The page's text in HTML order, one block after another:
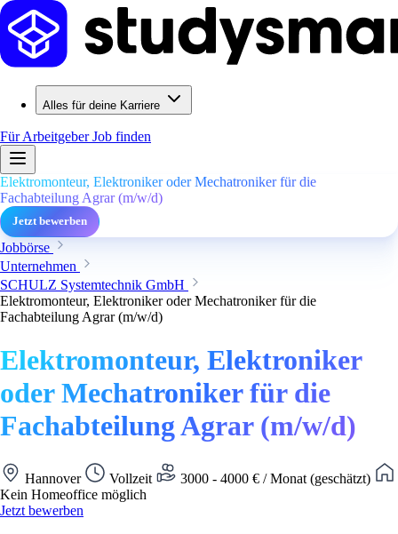
Alles für deine Karriere
Für ArbeitgeberJob finden
Elektromonteur, Elektroniker oder Mechatroniker für die
Fachabteilung Agrar (m/w/d)
Jetzt bewerben
Jobbörse
Unternehmen
SCHULZ Systemtechnik GmbH
Elektromonteur, Elektroniker oder Mechatroniker für die
Fachabteilung Agrar (m/w/d)
Elektromonteur, Elektroniker
oder Mechatroniker für die
Fachabteilung Agrar (m/w/d)
Hannover Vollzeit
3000 - 4000 € / Monat (geschätzt)
Kein Homeoffice möglich
Jetzt bewerben